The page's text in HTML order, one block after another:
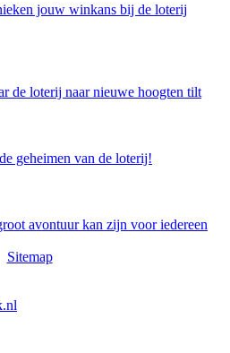
jouw winkans bij de loterij
de loterij naar nieuwe hoogten tilt
geheimen van de loterij!
avontuur kan zijn voor iedereen
Sitemap